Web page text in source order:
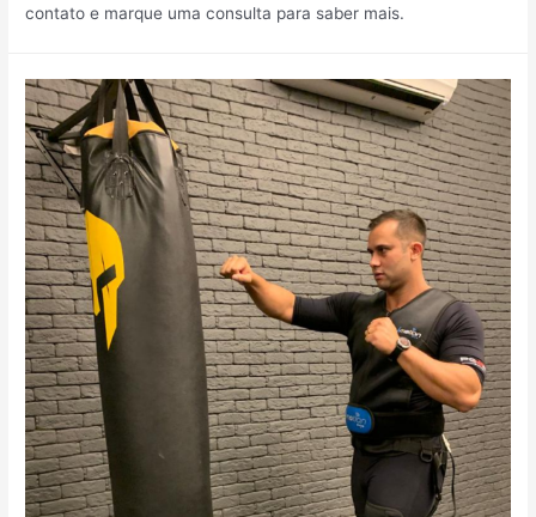
contato e marque uma consulta para saber mais.